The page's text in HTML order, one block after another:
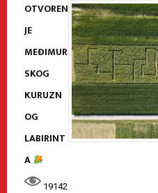
OTVOREN
JE
MEĐIMUR
SKOG
KURUZN
OG
LABIRINT
A
19142